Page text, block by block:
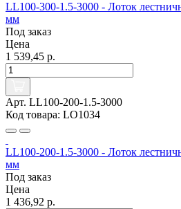
LL100-300-1.5-3000 - Лоток
мм
Под заказ
Цена
1 539,45 р.
Арт. LL100-200-1.5-3000
Код товара: LO1034
LL100-200-1.5-3000 - Лоток
мм
Под заказ
Цена
1 436,92 р.